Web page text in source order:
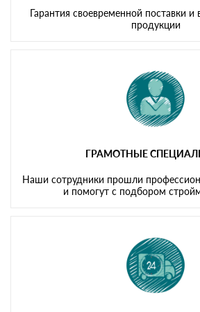
Гарантия своевременной поставки и
продукции
ГРАМОТНЫЕ
Наши сотрудники прошли
и помогут с подбором